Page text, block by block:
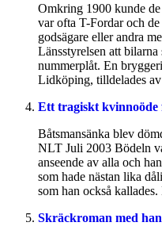
Omkring 1900 kunde
var ofta T-Fordar och
godsägare eller andra
Länsstyrelsen att
nummerplåt. En
Lidköping, tilldelades
Ett tragiskt kvinnoöde
Båtsmansänka blev
NLT Juli 2003 Bödeln
anseende av alla och
som hade nästan lika
som han också
Skräckroman med